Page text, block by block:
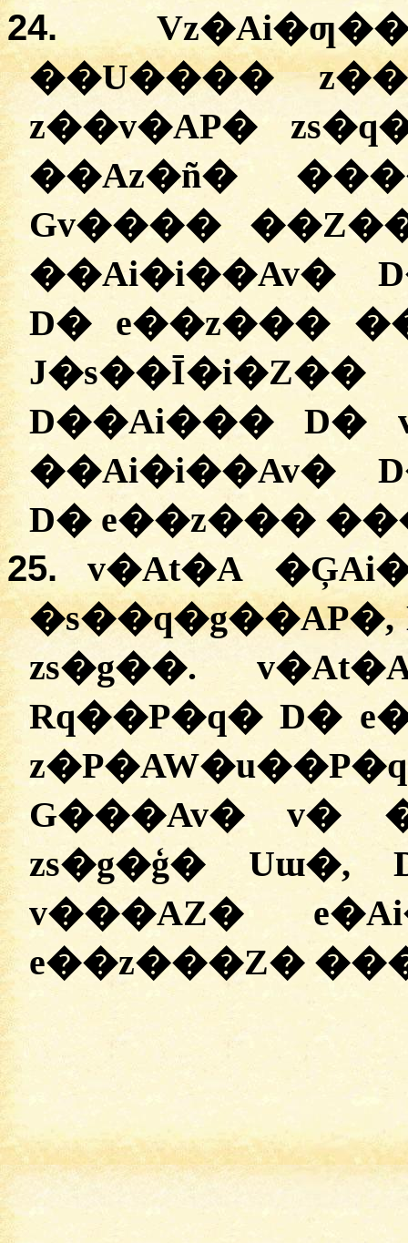
24.
��U����
z��v�AP�
��Az�ñ�
Gv����
��Ai�i��Av�
D� e��z���
D��Ai��� D�
��Ai�i��Av�
D� e��z���
25.
v�At�A
�s��q�g��AP�,
zs�g��.
Rq��P�q� D�
G���Av� v�
zs�g�ģ� Uɯ�,
v���AZ�
e��z���Z�